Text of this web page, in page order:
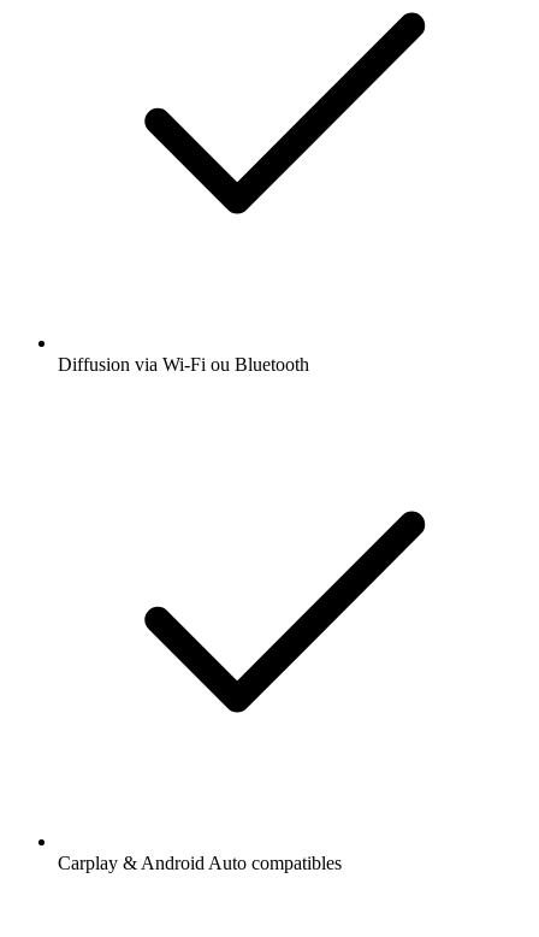
Diffusion via Wi-Fi ou Bluetooth
Carplay & Android Auto compatibles